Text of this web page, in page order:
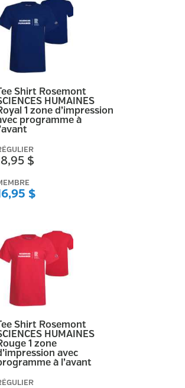
Shirt Rosemont
HUMAINES
1 zone d’impression
programme à
l’avant
$
$
Shirt Rosemont
HUMAINES
1 zone
avec
à l’avant